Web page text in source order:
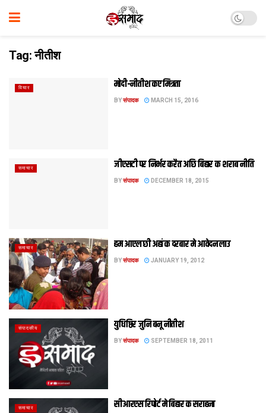
Tag:नीतीश
विचार मोदी-नीतीश कए मित्रता
BYसंपादक MARCH 15, 2016
समाचार जीएसटी पर निर्भर करैत अछि बिहार क शराब नीति
BYसंपादक DECEMBER 18, 2015
समाचार हम आएल छी अहां क दरबार मे आवेदन लाउ
BYसंपादक JANUARY 19, 2012
संपादकीय युधिष्ठिर जुनि बनू नीतीश
BYसंपादक SEPTEMBER 18, 2011
समाचार सीआरएस रिपोर्ट मे बिहार क सराहना